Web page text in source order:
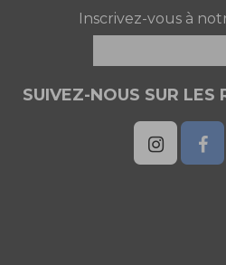
Inscrivez-vous à
SUIVEZ-NOUS SUR LES